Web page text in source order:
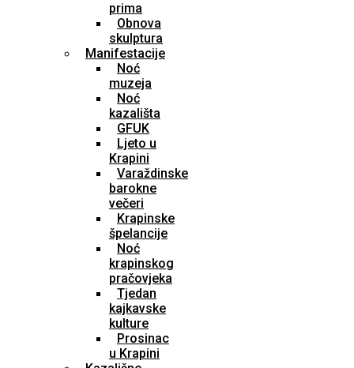
prima
Obnova
skulptura
Manifestacije
Noć
muzeja
Noć
kazališta
GFUK
Ljeto u
Krapini
Varaždinske
barokne
večeri
Krapinske
špelancije
Noć
krapinskog
pračovjeka
Tjedan
kajkavske
kulture
Prosinac
u Krapini